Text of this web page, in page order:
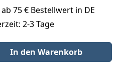
75 € Bestellwert in DE
2-3 Tage
Wert ein oder benutze
In den Warenkorb